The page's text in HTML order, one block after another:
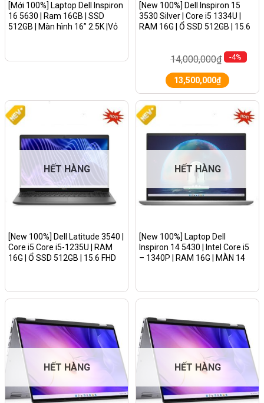
[Mới 100%] Laptop Dell Inspiron
16 5630 | Ram 16GB | SSD
512GB | Màn hình 16” 2.5K |Vỏ
-4%
[New 100%] Dell Inspiron 15
3530 Silver | Core i5 1334U |
RAM 16G | Ổ SSD 512GB | 15.6
13,500,000₫
14,000,000₫
HẾT HÀNG
[New 100%] Dell Latitude 3540 |
Core i5 Core i5-1235U | RAM
16G | Ổ SSD 512GB | 15.6 FHD
HẾT HÀNG
[New 100%] Laptop Dell
Inspiron 14 5430 | Intel Core i5
– 1340P | RAM 16G | MÀN 14
HẾT HÀNG HẾT HÀNG